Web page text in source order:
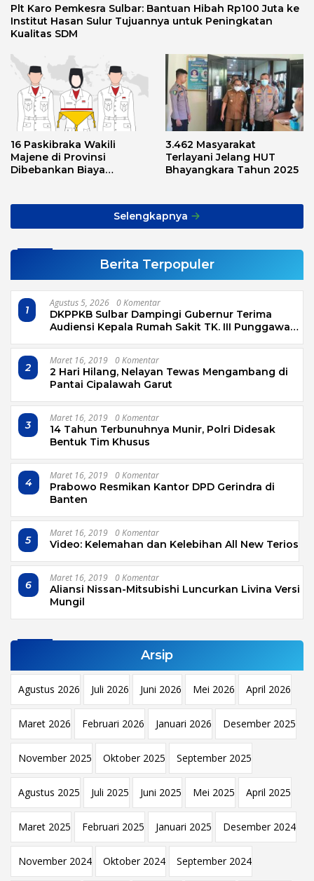
Plt Karo Pemkesra Sulbar: Bantuan Hibah Rp100 Juta ke
Institut Hasan Sulur Tujuannya untuk Peningkatan
Kualitas SDM
16 Paskibraka Wakili
Majene di Provinsi
Dibebankan Biaya
3.462 Masyarakat
Terlayani Jelang HUT
Bhayangkara Tahun 2025
Selengkapnya
Berita Terpopuler
1
Agustus 5, 2026 0 Komentar
DKPPKB Sulbar Dampingi Gubernur Terima
Audiensi Kepala Rumah Sakit TK. III Punggawa
2
Maret 16, 2019 0 Komentar
2 Hari Hilang, Nelayan Tewas Mengambang di
Pantai Cipalawah Garut
3
Maret 16, 2019 0 Komentar
14 Tahun Terbunuhnya Munir, Polri Didesak
Bentuk Tim Khusus
4
Maret 16, 2019 0 Komentar
Prabowo Resmikan Kantor DPD Gerindra di
Banten
5
Maret 16, 2019 0 Komentar
Video: Kelemahan dan Kelebihan All New Terios
6
Maret 16, 2019 0 Komentar
Aliansi Nissan-Mitsubishi Luncurkan Livina Versi
Mungil
Arsip
Agustus 2026 Juli 2026 Juni 2026 Mei 2026 April 2026
Maret 2026 Februari 2026 Januari 2026 Desember 2025
November 2025 Oktober 2025 September 2025
Agustus 2025 Juli 2025 Juni 2025 Mei 2025 April 2025
Maret 2025 Februari 2025 Januari 2025 Desember 2024
November 2024 Oktober 2024 September 2024